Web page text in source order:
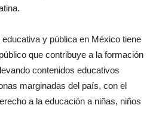
y pública en México tiene
que contribuye a la formación
contenidos educativos
marginadas del país, con el
a la educación a niñas, niños